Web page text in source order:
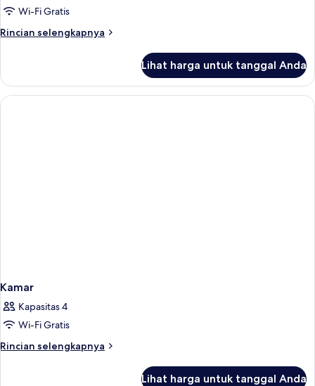
Wi-Fi Gratis
Rincian selengkapnya
Rincian
Kamar
Lihat harga untuk tanggal Anda
Kamar
Kapasitas 4
Wi-Fi Gratis
Rincian selengkapnya
Rincian
Lihat harga untuk tanggal Anda